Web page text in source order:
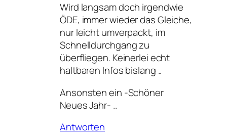
Wird langsam doch irgendwie
ÖDE, immer wieder das Gleiche,
nur leicht umverpackt, im
Schnelldurchgang zu
überfliegen. Keinerlei echt
haltbaren Infos bislang ..
Ansonsten ein -Schöner
Neues Jahr- ..
Antworten